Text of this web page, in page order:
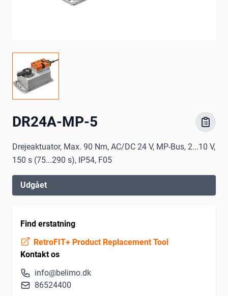
DR24A-MP-5
Drejeaktuator, Max. 90 Nm, AC/DC 24 V, MP-Bus, 2...10 V,
150 s (75...290 s), IP54, F05
Udgået
Find erstatning
RetroFIT+ Product Replacement Tool
Kontakt os
info@belimo.dk
86524400